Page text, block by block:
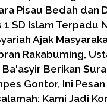
Pisau Bedah dan
SD Islam Terpadu
Ajak
Rakabuming,
Berikan
Gontor, Ini
Kami Jadi